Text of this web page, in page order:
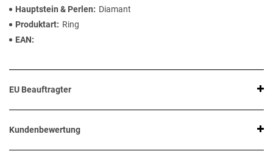
Hauptstein & Perlen
Diamant
Produktart
Ring
EAN
EU Beauftragter
Kundenbewertung